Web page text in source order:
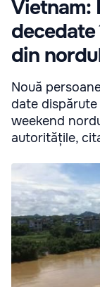
Vietnam:
din
Nouă
date
weekend
autoritățile,